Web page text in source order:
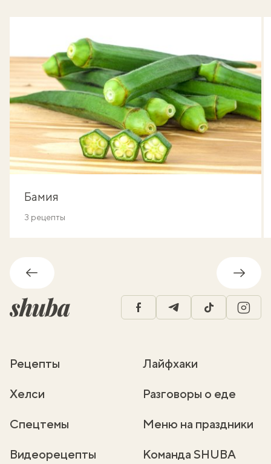
Бамия
3 рецепты
Обратно
facebooktelegramtiktok
Рецепты Лайфхаки
Хелси Разговоры о еде
Спецтемы Меню на праздники
Видеорецепты Команда SHUBA